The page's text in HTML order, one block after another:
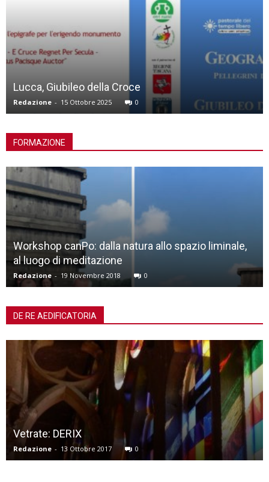
Lucca, Giubileo della Croce
Redazione - 15 Ottobre 2025 0
FORMAZIONE
Workshop canPo: dalla natura allo spazio liminale,
al luogo di meditazione
Redazione - 19 Novembre 2018 0
DE RE AEDIFICATORIA
Vetrate: DERIX
Redazione - 13 Ottobre 2017 0